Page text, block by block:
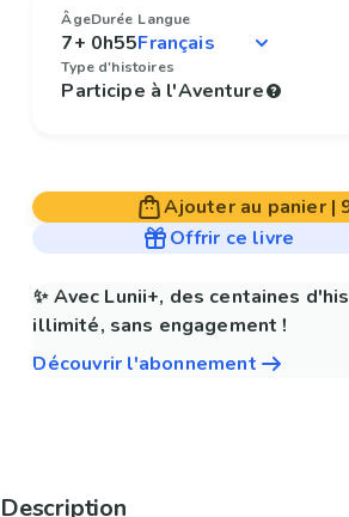
Âge
7+
Durée
0h55
Langue
Type d'histoires
Participe à l'Aventure
Ajouter au panier|
Offrir ce livre
✨ Avec Lunii+, des centaines
illimité, sans engagement !
Découvrir l'abonnement
Description